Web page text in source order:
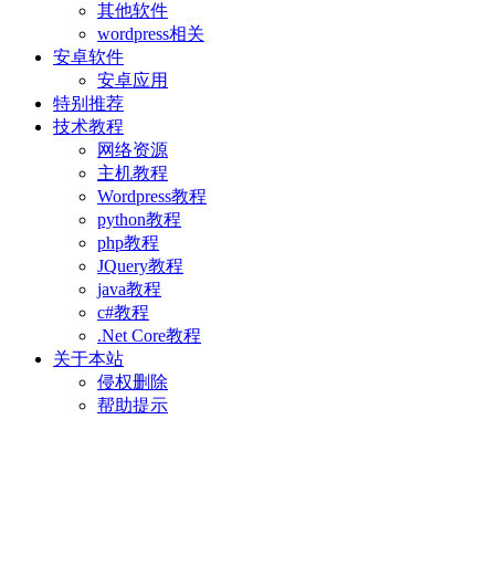
其他软件
wordpress相关
安卓软件
安卓应用
特别推荐
技术教程
网络资源
主机教程
Wordpress教程
python教程
php教程
JQuery教程
java教程
c#教程
.Net Core教程
关于本站
侵权删除
帮助提示